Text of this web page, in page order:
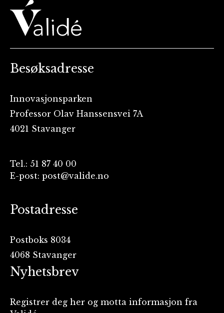
Besøksadresse
Innovasjonsparken
Professor Olav Hanssensvei 7A
4021 Stavanger
Tel.: 51 87 40 00
E-post: post@valide.no
Postadresse
Postboks 8034
4068 Stavanger
Nyhetsbrev
Registrer deg her og motta informasjon fra